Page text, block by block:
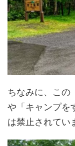
ちなみに、この
や「キャンプを
は禁止されてい